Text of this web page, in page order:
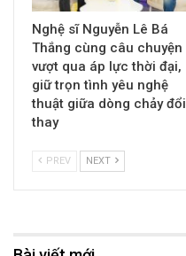
Nghệ sĩ Nguyễn Lê Bá
Thắng cùng câu chuyện
vượt qua áp lực thời đại,
giữ trọn tình yêu nghệ
thuật giữa dòng chảy đổi
thay
PREV NEXT